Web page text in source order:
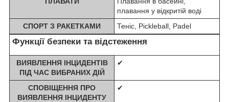
плавання у відкритій воді
СПОРТ З РАКЕТКАМИ
Теніс, Pickleball, Padel
Функції безпеки та відстеження
ВИЯВЛЕННЯ ІНЦИДЕНТІВ
ПІД ЧАС ВИБРАНИХ ДІЙ
✔
СПОВІЩЕННЯ ПРО
ВИЯВЛЕННЯ ІНЦИДЕНТУ
✔